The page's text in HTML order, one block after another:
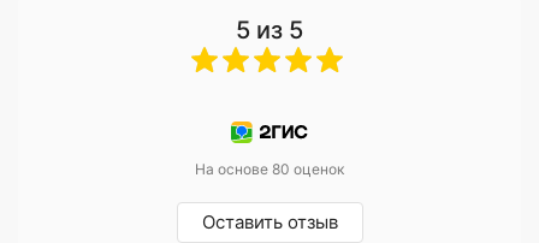
5 из 5
На основе 80 оценок
Оставить отзыв